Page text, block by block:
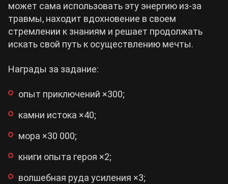
может сама использовать эту энергию из-за
травмы, находит вдохновение в своем
стремлении к знаниям и решает продолжать
искать свой путь к осуществлению мечты.
Награды за задание:
опыт приключений ×300;
камни истока ×40;
мора ×30 000;
книги опыта героя ×2;
волшебная руда усиления ×3;